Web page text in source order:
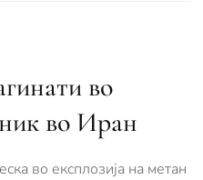
во
во Иран
во експлозија на метан